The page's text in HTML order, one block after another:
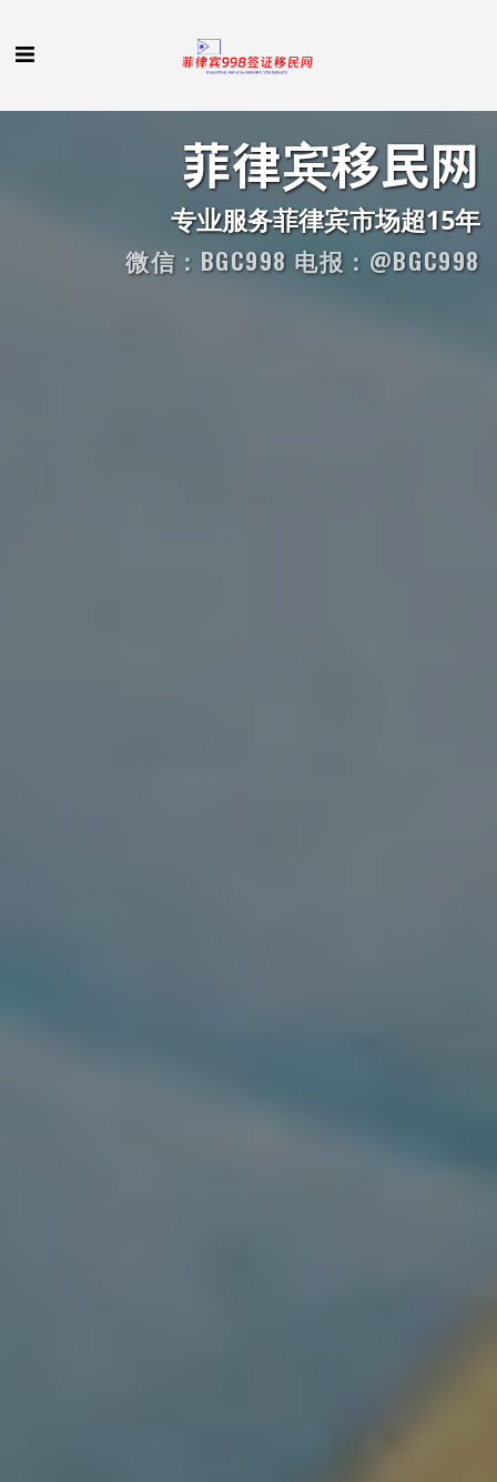
菲律宾移民网
专业服务菲律宾市场超15年
微信：BGC998 电报：@BGC998